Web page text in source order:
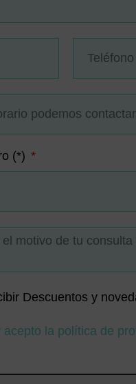
(*)
Descuentos y
acepto la política de